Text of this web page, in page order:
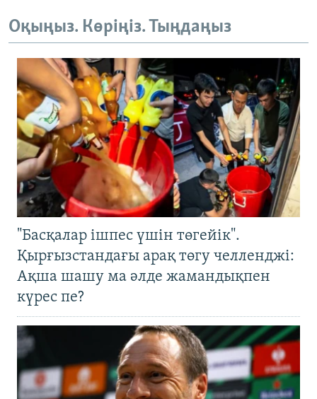
Оқыңыз. Көріңіз. Тыңдаңыз
"Басқалар ішпес үшін төгейік".
Қырғызстандағы арақ төгу челленджі:
Ақша шашу ма әлде жамандықпен
күрес пе?